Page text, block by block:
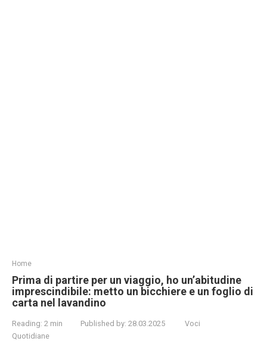
Home
Prima di partire per un viaggio, ho un’abitudine
imprescindibile: metto un bicchiere e un foglio di
carta nel lavandino
Reading: 2 min Published by: 28.03.2025
Voci
Quotidiane